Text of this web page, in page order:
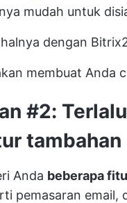
mudah untuk
dengan
membuat Anda
#2: Terlalu
tambahan
Anda beberapa
pemasaran email,